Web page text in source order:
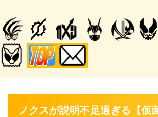
ノクスが説明不足過ぎる【仮